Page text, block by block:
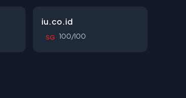
iu.co.id
SG 100/100